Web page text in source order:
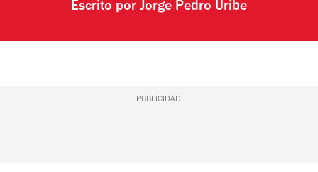
Escrito por Jorge Pedro Uribe
PUBLICIDAD